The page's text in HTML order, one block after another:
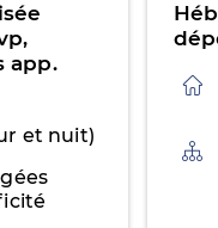
app.
et nuit)